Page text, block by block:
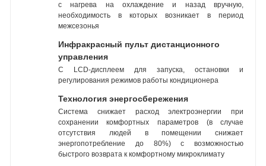
с нагрева на охлаждение и назад вручную,
необходимость в которых возникает в период
межсезонья
Инфракрасный пульт дистанционного
управления
С LCD-дисплеем для запуска, остановки и
регулирования режимов работы кондиционера
Технология энергосбережения
Система снижает расход электроэнергии при
сохранении комфортных параметров (в случае
отсутствия людей в помещении снижает
энергопотребление до 80%) с возможностью
быстрого возврата к комфортному микроклимату